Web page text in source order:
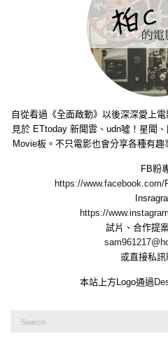
自從看過《全面啟動》以後深深愛上
見於 ETtoday 新聞雲、udn噓！星聞
Movie板。不只電影也會分享各種有
FB粉
https://
https://
試片、合作提
或直接私訊
本站上方Logo通過
Search